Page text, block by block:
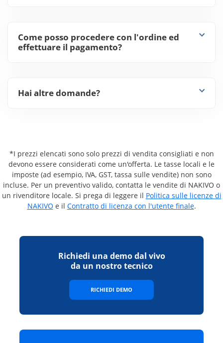
Come posso procedere con l'ordine ed
effettuare il pagamento?
Hai altre domande?
*I prezzi elencati sono solo prezzi di vendita consigliati e non
devono essere considerati come un'offerta. Le tasse locali e le
imposte (ad esempio, IVA, GST, tassa sulle vendite) non sono
incluse. Per un preventivo valido, contatta le vendite di NAKIVO o
un rivenditore locale. Si prega di leggere il Politica sulle licenze di
NAKIVO e il Contratto di licenza con l'utente finale.
Richiedi una demo dal vivo
da un nostro tecnico
RICHIEDI DEMO